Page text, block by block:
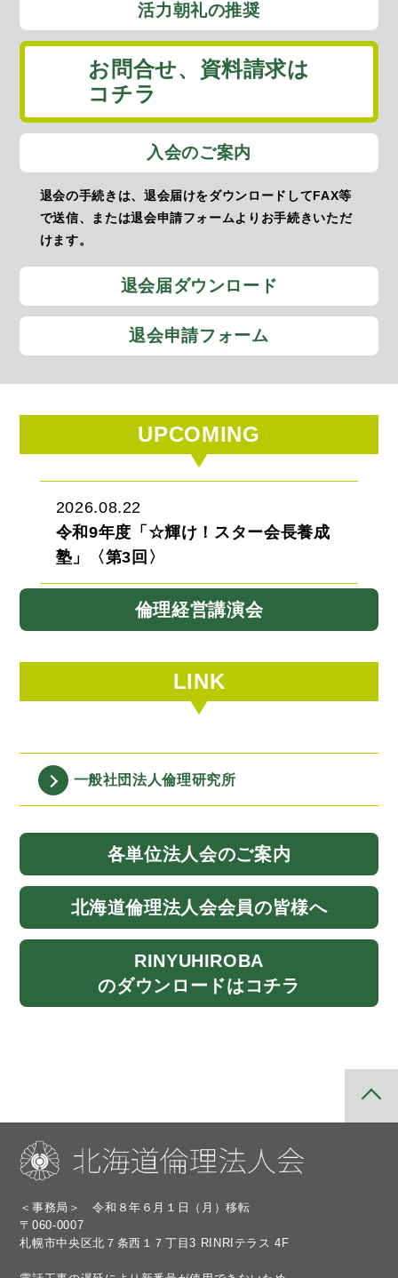
活力朝礼の推奨
お問合せ、 資料請求は
コチラ
入会のご案内
退会の手続きは、退会届けをダウンロードしてFAX等
で送信、または退会申請フォームよりお手続きいただ
けます。
退会届ダウンロード
退会申請フォーム
UPCOMING
2026.08.22
令和9年度「☆輝け！スター会長養成
塾」〈第3回〉
倫理経営講演会
LINK
一般社団法人倫理研究所
各単位法人会のご案内
北海道倫理法人会会員の皆様へ
RINYUHIROBA
のダウンロードはコチラ
＜事務局＞ 令和８年６月１日（月）移転
〒060-0007
札幌市中央区北７条西１７丁目3 RINRIテラス 4F